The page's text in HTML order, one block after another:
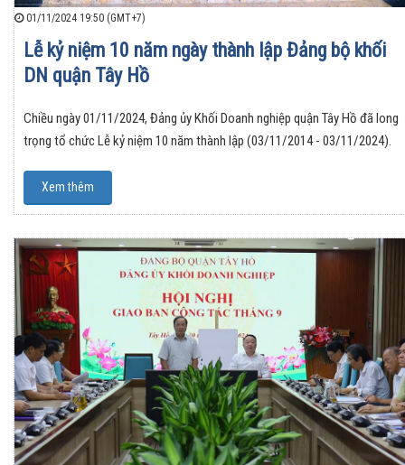
01/11/2024 19:50 (GMT+7)
Lễ kỷ niệm 10 năm ngày thành lập Đảng bộ khối
DN quận Tây Hồ
Chiều ngày 01/11/2024, Đảng ủy Khối Doanh nghiệp quận Tây Hồ đã long
trọng tổ chức Lễ kỷ niệm 10 năm thành lập (03/11/2014 - 03/11/2024).
Xem thêm